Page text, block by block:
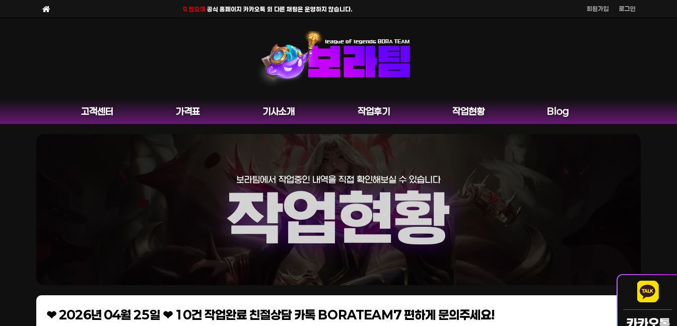
회원가입 로그인
사칭한 피해 사례 채널 운영을 하지 않으며공식 홈페이지 카카오톡 외 다른 채팅은 운영하지 않습니다.
고객센터 가격표 기사소개 작업후기 작업현황 Blog
❤ 2026년 04월 25일 ❤ 10건 작업완료 친절상담 카톡 BORATEAM7 편하게 문의주세요!